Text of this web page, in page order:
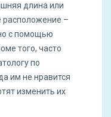
длина или
расположение –
с помощью
того, часто
по
им не нравится
изменить их